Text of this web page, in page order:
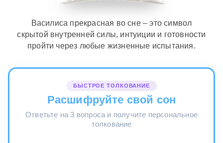
Василиса прекрасная во сне – это символ
скрытой внутренней силы, интуиции и готовности
пройти через любые жизненные испытания.
БЫСТРОЕ ТОЛКОВАНИЕ
Расшифруйте свой сон
Ответьте на 3 вопроса и получите персональное
толкование